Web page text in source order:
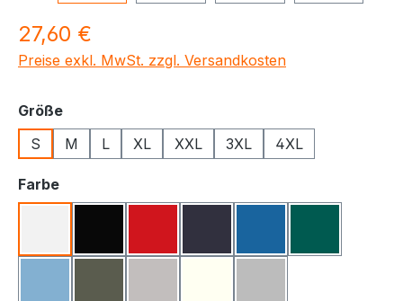
Regulärer Preis:
27,60 €
Preise exkl. MwSt. zzgl. Versandkosten
Größeauswählen
S
M L XL XXL 3XL 4XL
Farbeauswählen